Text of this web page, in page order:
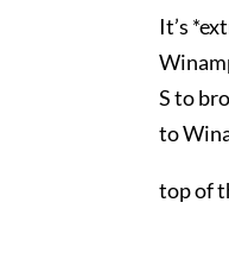
It’s
S to
to
top of